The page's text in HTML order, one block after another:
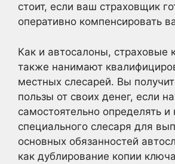
стоит, если ваш страховщик
оперативно компенсировать
Как и автосалоны, страховые
также нанимают
местных слесарей. Вы
пользы от своих денег, если
самостоятельно определять и
специального слесаря для
основных обязанностей
как дублирование копии